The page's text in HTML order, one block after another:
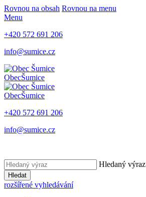
Rovnou na obsah Rovnou na menu
Menu
+420 572 691 206
info@sumice.cz
ObecŠumice
ObecŠumice
+420 572 691 206
info@sumice.cz
Hledaný výraz
Hledat
rozšířené vyhledávání